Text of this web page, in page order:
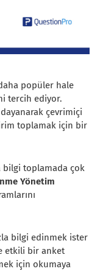
popüler hale
tercih ediyor.
çevrimiçi
toplamak için bir
bilgi toplamada çok
Yönetim
bilgi edinmek ister
etkili bir anket
için okumaya